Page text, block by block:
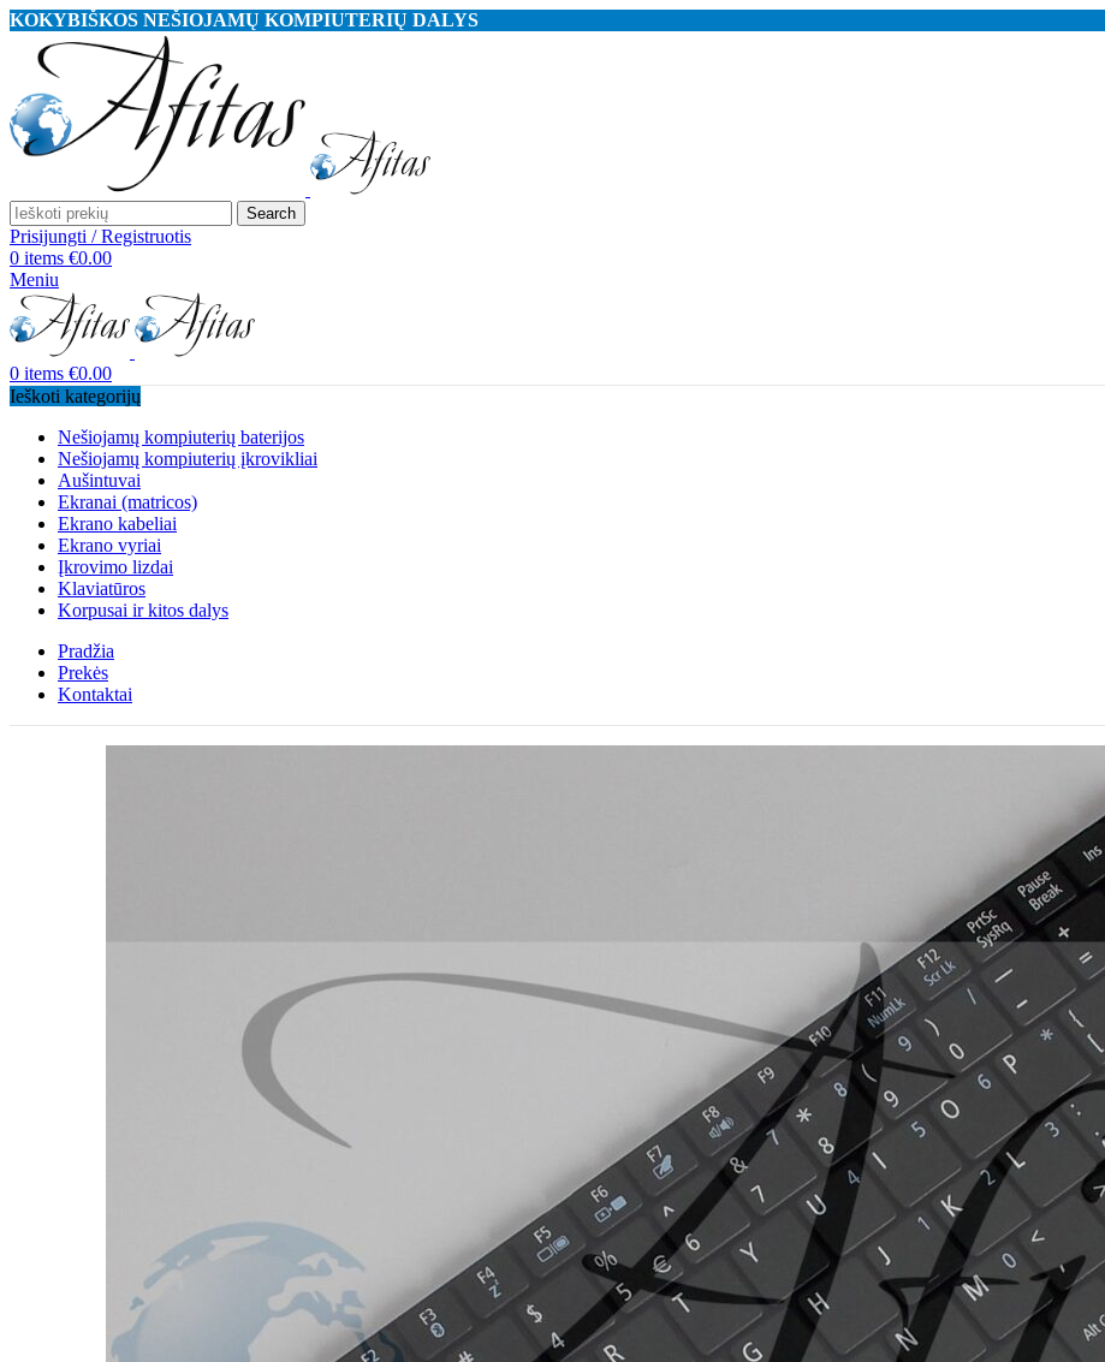
KOKYBIŠKOS NEŠIOJAMŲ KOMPIUTERIŲ DALYS
Search
Prisijungti / Registruotis
0 items €0.00
Meniu
0 items €0.00
Ieškoti kategorijų
Nešiojamų kompiuterių baterijos
Nešiojamų kompiuterių įkrovikliai
Aušintuvai
Ekranai (matricos)
Ekrano kabeliai
Ekrano vyriai
Įkrovimo lizdai
Klaviatūros
Korpusai ir kitos dalys
Pradžia
Prekės
Kontaktai